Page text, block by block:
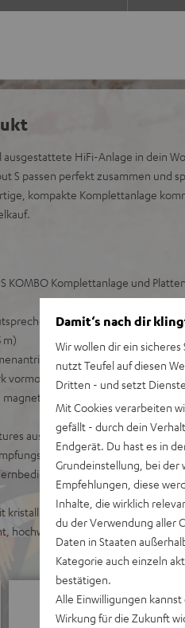
HiFi-Anlage in dein
S passen perfekt zusammen und
kompakte Komplettanlage
KOMBO Komplettanlage und
CD-Bluetooth-Stereo-
m)
geeignet für LPs und
vormontiert und eingestellter
Antiskating und
aus dem High-End-Bereich
Downfiring
Bluetooth mit aptX
kristallklarem Sound ohne Rauschen
hochwertiger Fernbedienung aus
Damit‘s nach dir
Wir wollen dir ein
nutzt Teufel auf diesen
Dritten - und setzt
Mit Cookies verarbeiten
gefällt - durch dein
Endgerät. Du hast es in
Grundeinstellung, bei der
Empfehlungen, diese
Inhalte, die wirklich
du der Verwendung aller
Daten in Staaten
Kategorie auch einzeln
bestätigen.
Alle Einwilligungen
Wirkung für die Zukunft